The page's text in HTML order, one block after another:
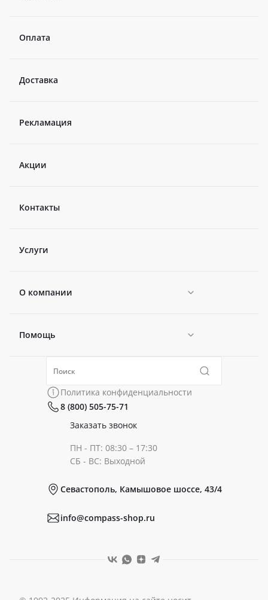
Оплата
Доставка
Рекламация
Акции
Контакты
Услуги
О компании
Новости
Политика конфиденциальности
Помощь
Коллекции
Политика конфиденциальности
8 (800) 505-75-71
Заказать звонок
ПН - ПТ: 08:30 – 17:30
СБ - ВС: Выходной
Севастополь, Камышовое шоссе, 43/4
info@compass-shop.ru